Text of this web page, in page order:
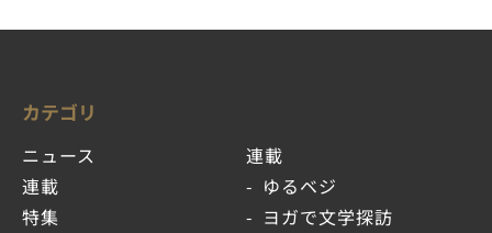
カテゴリ
ニュース
連載
特集
連載
ゆるベジ
ヨガで文学探訪